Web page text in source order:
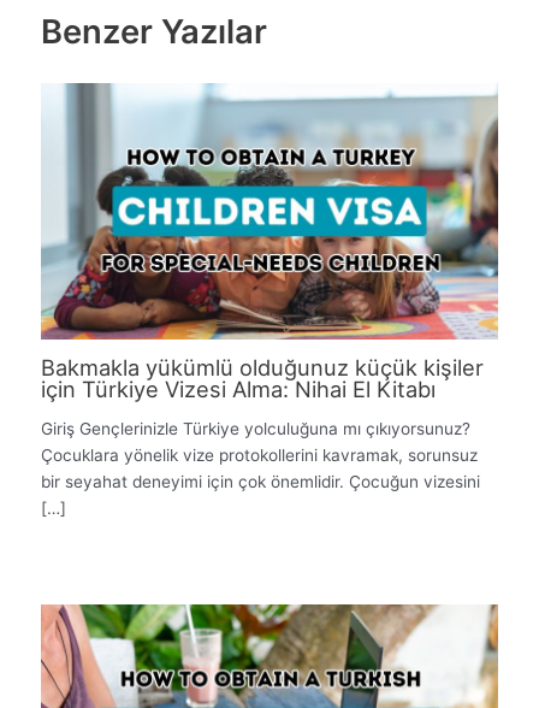
Benzer Yazılar
Bakmakla yükümlü olduğunuz küçük kişiler
için Türkiye Vizesi Alma: Nihai El Kitabı
Giriş Gençlerinizle Türkiye yolculuğuna mı çıkıyorsunuz?
Çocuklara yönelik vize protokollerini kavramak, sorunsuz
bir seyahat deneyimi için çok önemlidir. Çocuğun vizesini
[…]